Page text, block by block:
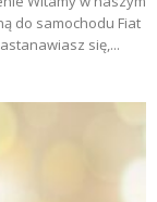
do samochodu Fiat
się,...